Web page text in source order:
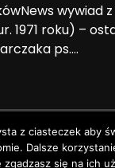
wywiad
1971 roku) –
ps....
zastrzeżone ©
z ciasteczek aby
Dalsze
zgadzasz się na ich